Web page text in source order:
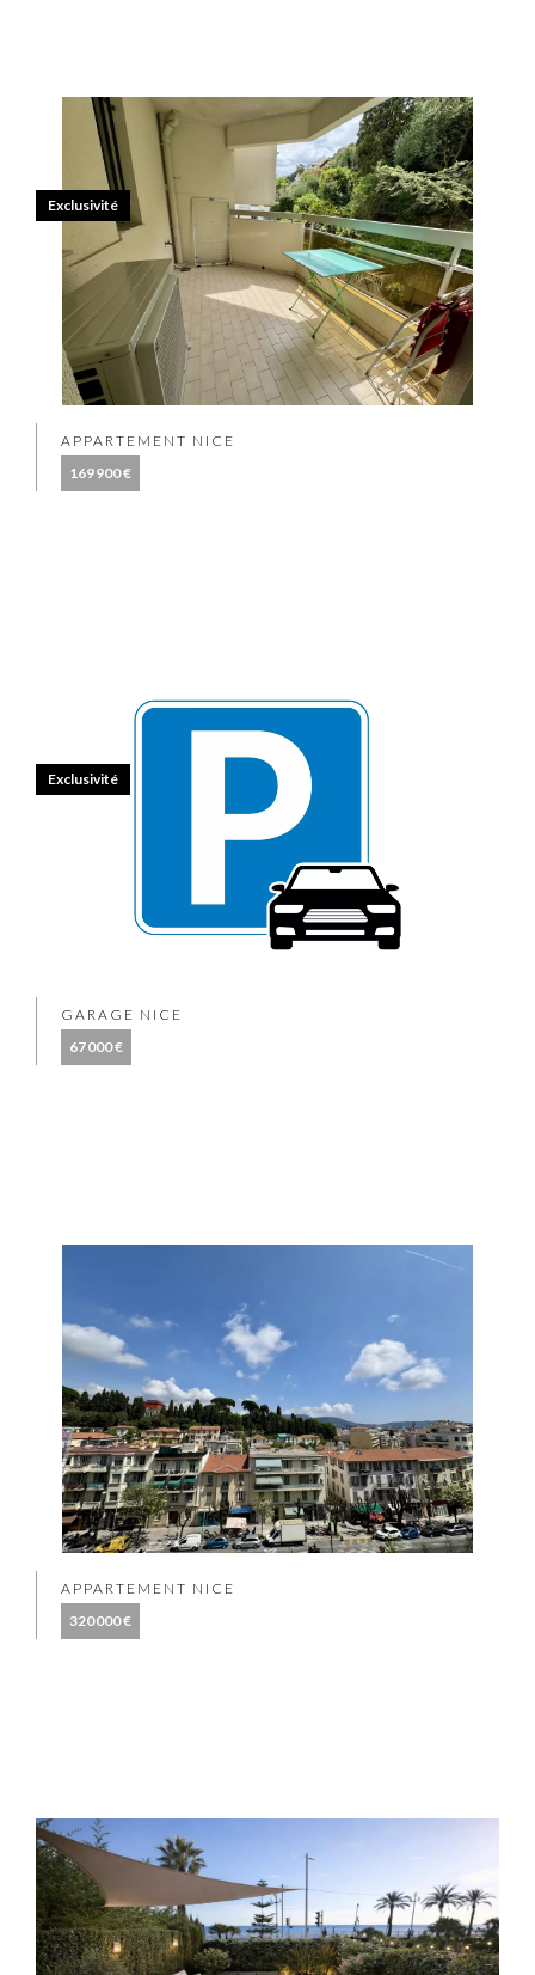
APPARTEMENT NICE
169 900 €
Exclusivité
GARAGE NICE
67 000 €
Exclusivité
APPARTEMENT NICE
320 000 €